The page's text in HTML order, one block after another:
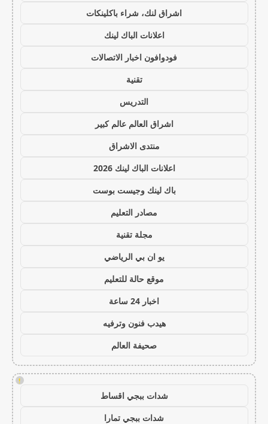
اشراق لنك، شراء باكلينكات
اعلانات الباك لينك
فودوافون اخبار الاتصالات
تقنية
التدريس
اشراق العالم عالم كبير
منتدى الاشراق
اعلانات الباك لينك 2026
باك لينك وجيست بوست
مصادر التعليم
مجلة تقنية
يو ان بي الرياضي
موقع حالة للتعليم
اخبار 24 ساعة
هيدب فنون وترفيه
صحيفة العالم
!
شدات ببجي اقساط
شدات ببجي تمارا